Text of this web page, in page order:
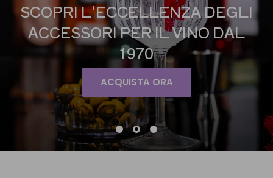
SCOPRI L'ECCELLENZA DEGLI
ACCESSORI PER IL VINO DAL
1970
ACQUISTA ORA